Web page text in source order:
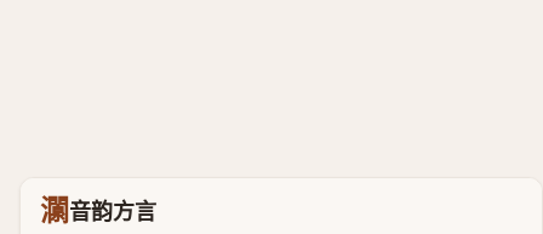
灁音韵方言